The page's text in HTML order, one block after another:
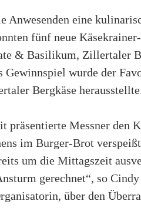
Anwesenden eine
fünf neue
& Basilikum, Zillertaler
wurde der
Bergkäse
präsentierte Messner den
im Burger-Brot
um die Mittagszeit
gerechnet“, so
über den